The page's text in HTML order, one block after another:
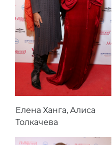
Елена Ханга, Алиса
Толкачева